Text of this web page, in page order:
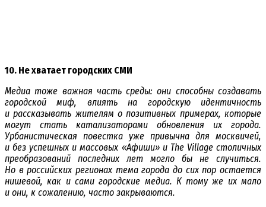
10. Не хватает городских СМИ
Медиа тоже важная часть среды: они способны создавать
городской миф, влиять на городскую идентичность
и рассказывать жителям о позитивных примерах, которые
могут стать катализаторами обновления их города.
Урбанистическая повестка уже привычна для москвичей,
и без успешных и массовых «Афиши» и The Village столичных
преобразований последних лет могло бы не случиться.
Но в российских регионах тема города до сих пор остается
нишевой, как и сами городские медиа. К тому же их мало
и они, к сожалению, часто закрываются.